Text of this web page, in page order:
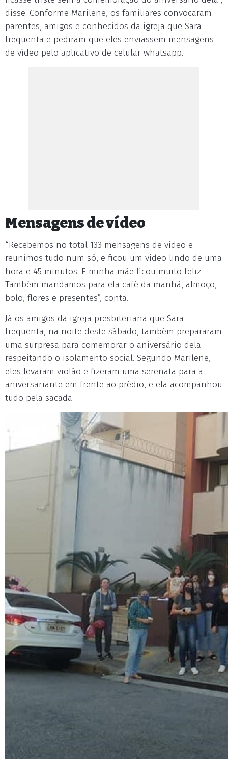
disse. Conforme Marilene, os familiares convocaram
parentes, amigos e conhecidos da igreja que Sara
frequenta e pediram que eles enviassem mensagens
de vídeo pelo aplicativo de celular whatsapp.
Mensagens de vídeo
“Recebemos no total 133 mensagens de vídeo e
reunimos tudo num só, e ficou um vídeo lindo de uma
hora e 45 minutos. E minha mãe ficou muito feliz.
Também mandamos para ela café da manhã, almoço,
bolo, flores e presentes”, conta.
Já os amigos da igreja presbiteriana que Sara
frequenta, na noite deste sábado, também prepararam
uma surpresa para comemorar o aniversário dela
respeitando o isolamento social. Segundo Marilene,
eles levaram violão e fizeram uma serenata para a
aniversariante em frente ao prédio, e ela acompanhou
tudo pela sacada.